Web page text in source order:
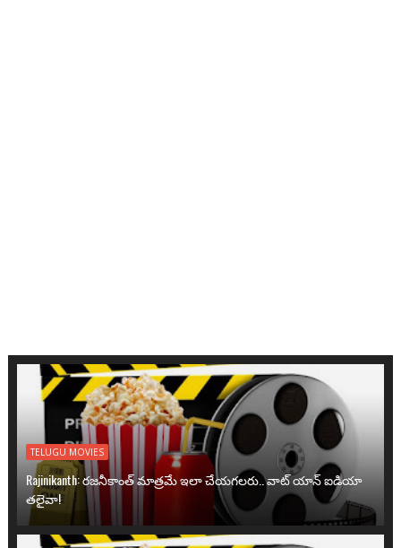
TELUGU MOVIES
Rajinikanth: రజనీకాంత్ మాత్రమే ఇలా చేయగలరు.. వాట్ యాన్ ఐడియా
తలైవా!